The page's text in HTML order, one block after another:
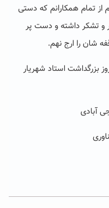
از تمام همکارانم که دستی
و تشکر داشته و دست پر
شان را ارج نهم.
بزرگداشت استاد شهریار
آبادی